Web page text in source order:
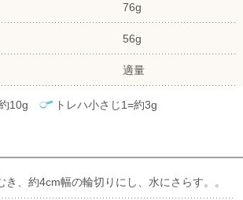
76g
56g
適量
10g トレハ小さじ1=約3g
き、約4cm幅の輪切りにし、水にさらす。。